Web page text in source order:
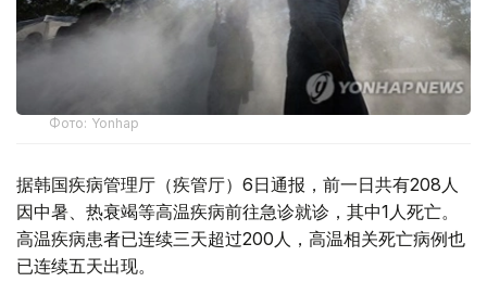
Фото: Yonhap
据韩国疾病管理厅（疾管厅）6日通报，前一日共有208人
因中暑、热衰竭等高温疾病前往急诊就诊，其中1人死亡。
高温疾病患者已连续三天超过200人，高温相关死亡病例也
已连续五天出现。